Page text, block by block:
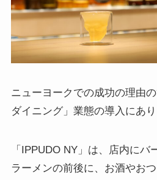
ニューヨークでの成功の理由
ダイニング」業態の導入にあり
「IPPUDO NY」は、店内にバ
ラーメンの前後に、お酒やお